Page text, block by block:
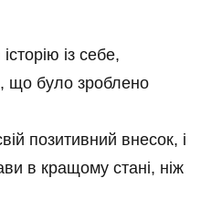
із себе,
що було зроблено
позитивний внесок, і
в кращому стані, ніж